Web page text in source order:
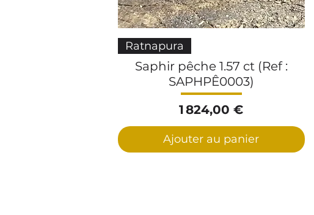
Aperçu rapide
Ratnapura
Saphir pêche 1.57 ct (Ref :
SAPHPÊ0003)
Prix
1 824,00 €
Ajouter au panier